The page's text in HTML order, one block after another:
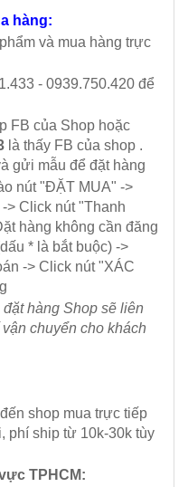
hàng:
và mua hàng trực
- 0939.750.420 để
FB của Shop hoặc
là thấy FB của shop .
gửi mẫu để đặt hàng
nút "ĐẶT MUA" ->
> Click nút "Thanh
hàng không cần đăng
* là bắt buộc) ->
-> Click nút "XÁC
hàng Shop sẽ liên
chuyển cho khách
đến shop mua trực tiếp
phí ship từ 10k-30k tùy
TPHCM: